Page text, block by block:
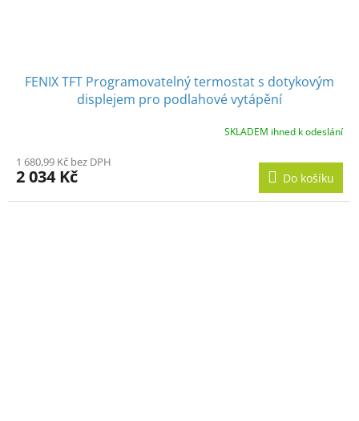
FENIX TFT Programovatelný termostat s dotykovým
displejem pro podlahové vytápění
SKLADEM ihned k odeslání
1 680,99 Kč bez DPH
2 034 Kč Do košíku